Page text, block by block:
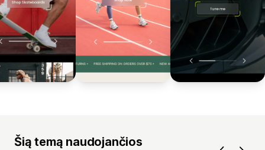
Šią temą naudojančios